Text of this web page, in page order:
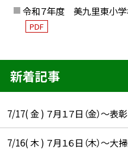
令和７年度 美九里東小
PDF
新着記事
7/17( 金 ) ７月１７日（金）～表
7/16( 木 ) ７月１６日（木）～大